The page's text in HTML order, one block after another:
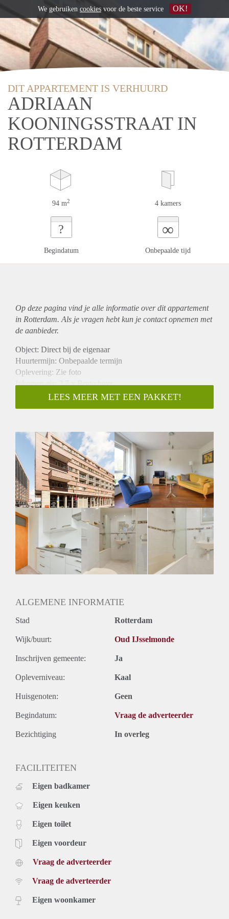
DIT APPARTEMENT IS VERHUURD
ADRIAAN
KOONINGSSTRAAT IN
ROTTERDAM
94 m2 4 kamers
?
Begindatum
∞
Onbepaalde tijd
Op deze pagina vind je alle informatie over ditappartement
in Rotterdam. Als je vragen hebt kun je contact opnemen met
de aanbieder.
Object: Direct bij de eigenaar
Huurtermijn: Onbepaalde termijn
Oplevering: Zie foto
Inkomen eis: 2,7 x Bruto huur
Garantiestelling mogelijk: Ja
Borg: 1 Maand
Huisdieren toegestaan: Afhankelijk van de Eigenaar
Huurtoeslag grens: Nee
Geschikt voor studenten: Afhankelijk van de Eigenaar
LEES MEER MET EEN PAKKET!
ALGEMENE INFORMATIE
Stad Rotterdam
Wijk/buurt: Oud IJsselmonde
Inschrijven gemeente: Ja
Opleverniveau: Kaal
Huisgenoten: Geen
Begindatum: Vraag de adverteerder
Bezichtiging In overleg
FACILITEITEN
Eigen badkamer
Eigen keuken
Eigen toilet
Eigen voordeur
Vraag de adverteerder
Vraag de adverteerder
Eigen woonkamer
We gebruiken cookies voor de beste service OK!